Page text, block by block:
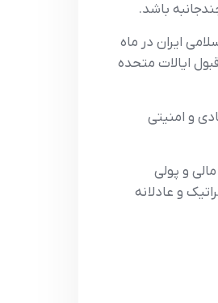
باشد.
ایران در ماه
ایالات متحده
و امنیتی
و پولی
و عادلانه